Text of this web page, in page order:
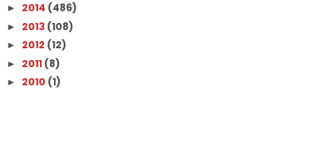
► 2014 (486)
► 2013 (108)
► 2012 (12)
► 2011 (8)
► 2010 (1)